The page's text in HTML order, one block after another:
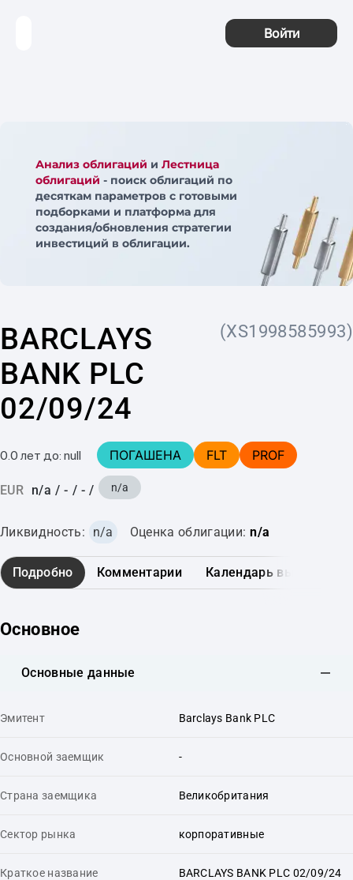
Войти
Анализ облигаций и Лестница
облигаций - поиск облигаций по
десяткам параметров с готовыми
подборками и платформа для
создания/обновления стратегии
инвестиций в облигации.
BARCLAYS
BANK PLC
02/09/24
(XS1998585993)
0.0 лет до: null ПОГАШЕНА FLT PROF
EUR n/a / - / - / n/a
Ликвидность: n/a Оценка облигации: n/a
Подробно Комментарии Календарь выплат
Основное
Основные данные
Эмитент Barclays Bank PLC
Основной заемщик -
Страна заемщика Великобритания
Сектор рынка корпоративные
Краткое название BARCLAYS BANK PLC 02/09/24